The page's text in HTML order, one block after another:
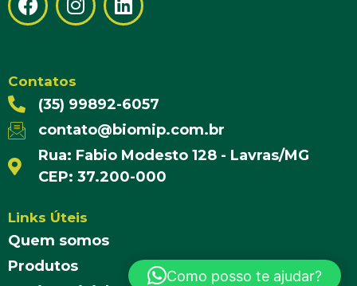
Contatos
(35) 99892-6057
contato@biomip.com.br
Rua: Fabio Modesto 128 - Lavras/MG
CEP: 37.200-000
Links Úteis
Quem somos
Produtos
Como posso te ajudar?